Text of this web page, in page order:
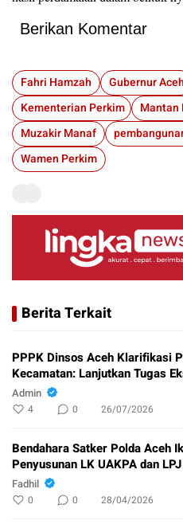
Berikan Komentar
Fahri Hamzah Gubernur Aceh
Kementerian Perkim
Mantan
Muzakir Manaf
Wamen Perkim
Berita Terkait
PPPK Dinsos Aceh Klarifikasi
Kecamatan: Lanjutkan Tugas
Admin
4 0 26/07/2026
Bendahara Satker Polda Aceh
Penyusunan LK UAKPA dan LPJ
Fadhil
0 0 28/04/2026